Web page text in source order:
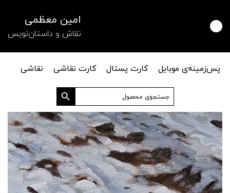
امین معظمی
نقاش و داستان‌نویس
پس‌زمینه‌ی موبایل کارت پستال کارت نقاشی
نقاشی
جستجو
برای:
دکمه جستجو